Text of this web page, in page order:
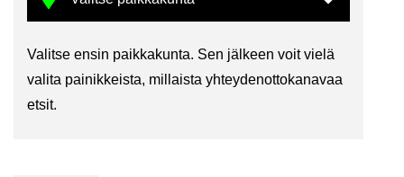
Va­lit­se ensin paik­ka­kun­ta. Sen jäl­keen voit vielä
va­li­ta pai­nik­keis­ta, mil­lais­ta yh­tey­den­ot­to­ka­na­vaa
etsit.